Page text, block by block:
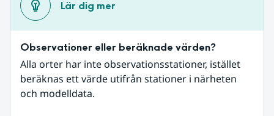
Lär dig mer
Observationer eller beräknade värden?
Alla orter har inte observationsstationer, istället
beräknas ett värde utifrån stationer i närheten
och modelldata.